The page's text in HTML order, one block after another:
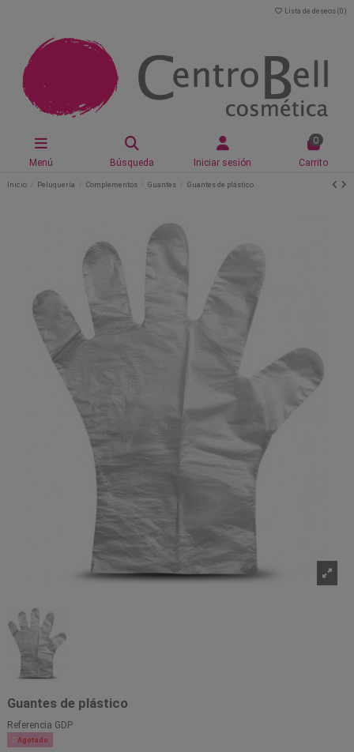
Lista de deseos (0 )
Menú Búsqueda Iniciar sesión
0
Carrito
Inicio Peluquería Complementos Guantes Guantes de plástico
Guantes de plástico
Referencia GDP
 Agotado